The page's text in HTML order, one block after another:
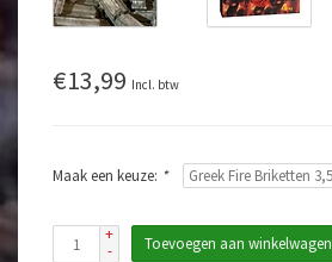
€13,99 Incl. btw
Maak een keuze: *
+
-
Toevoegen aan winkelwagen